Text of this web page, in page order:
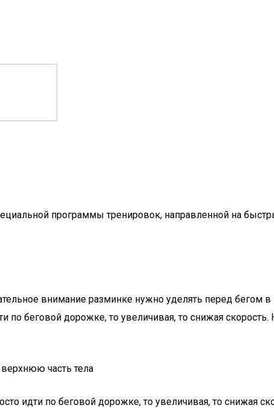
программы тренировок, направленной на
внимание разминке нужно уделять перед бегом в
беговой дорожке, то увеличивая, то снижая скорость.
часть тела
идти по беговой дорожке, то увеличивая, то снижая